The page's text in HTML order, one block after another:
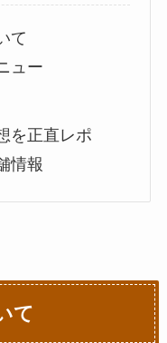
て
ュー
を正直レポ
情報
て